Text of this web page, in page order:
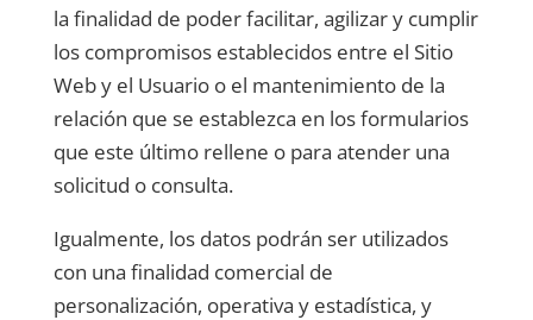
la finalidad de poder facilitar, agilizar y cumplir
los compromisos establecidos entre el Sitio
Web y el Usuario o el mantenimiento de la
relación que se establezca en los formularios
que este último rellene o para atender una
solicitud o consulta.
Igualmente, los datos podrán ser utilizados
con una finalidad comercial de
personalización, operativa y estadística, y